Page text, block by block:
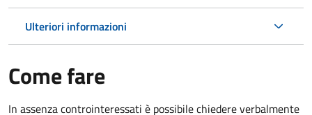
Ulteriori informazioni
Come fare
In assenza controinteressati è possibile chiedere verbalmente